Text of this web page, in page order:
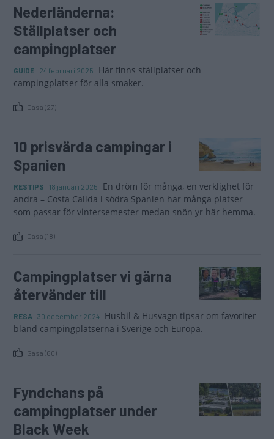
Nederländerna:
Ställplatser och
campingplatser
GUIDE 24 februari 2025
Här finns ställplatser och
campingplatser för alla smaker.
Gasa (27)
10 prisvärda campingar i
Spanien
RESTIPS 18 januari 2025
En dröm för många, en verklighet för
andra – Costa Calida i södra Spanien har många platser
som passar för vintersemester medan snön yr här hemma.
Gasa (18)
Campingplatser vi gärna
återvänder till
RESA 30 december 2024
Husbil & Husvagn tipsar om favoriter
bland campingplatserna i Sverige och Europa.
Gasa (60)
Fyndchans på
campingplatser under
Black Week